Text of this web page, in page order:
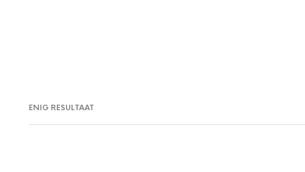
ENIG RESULTAAT